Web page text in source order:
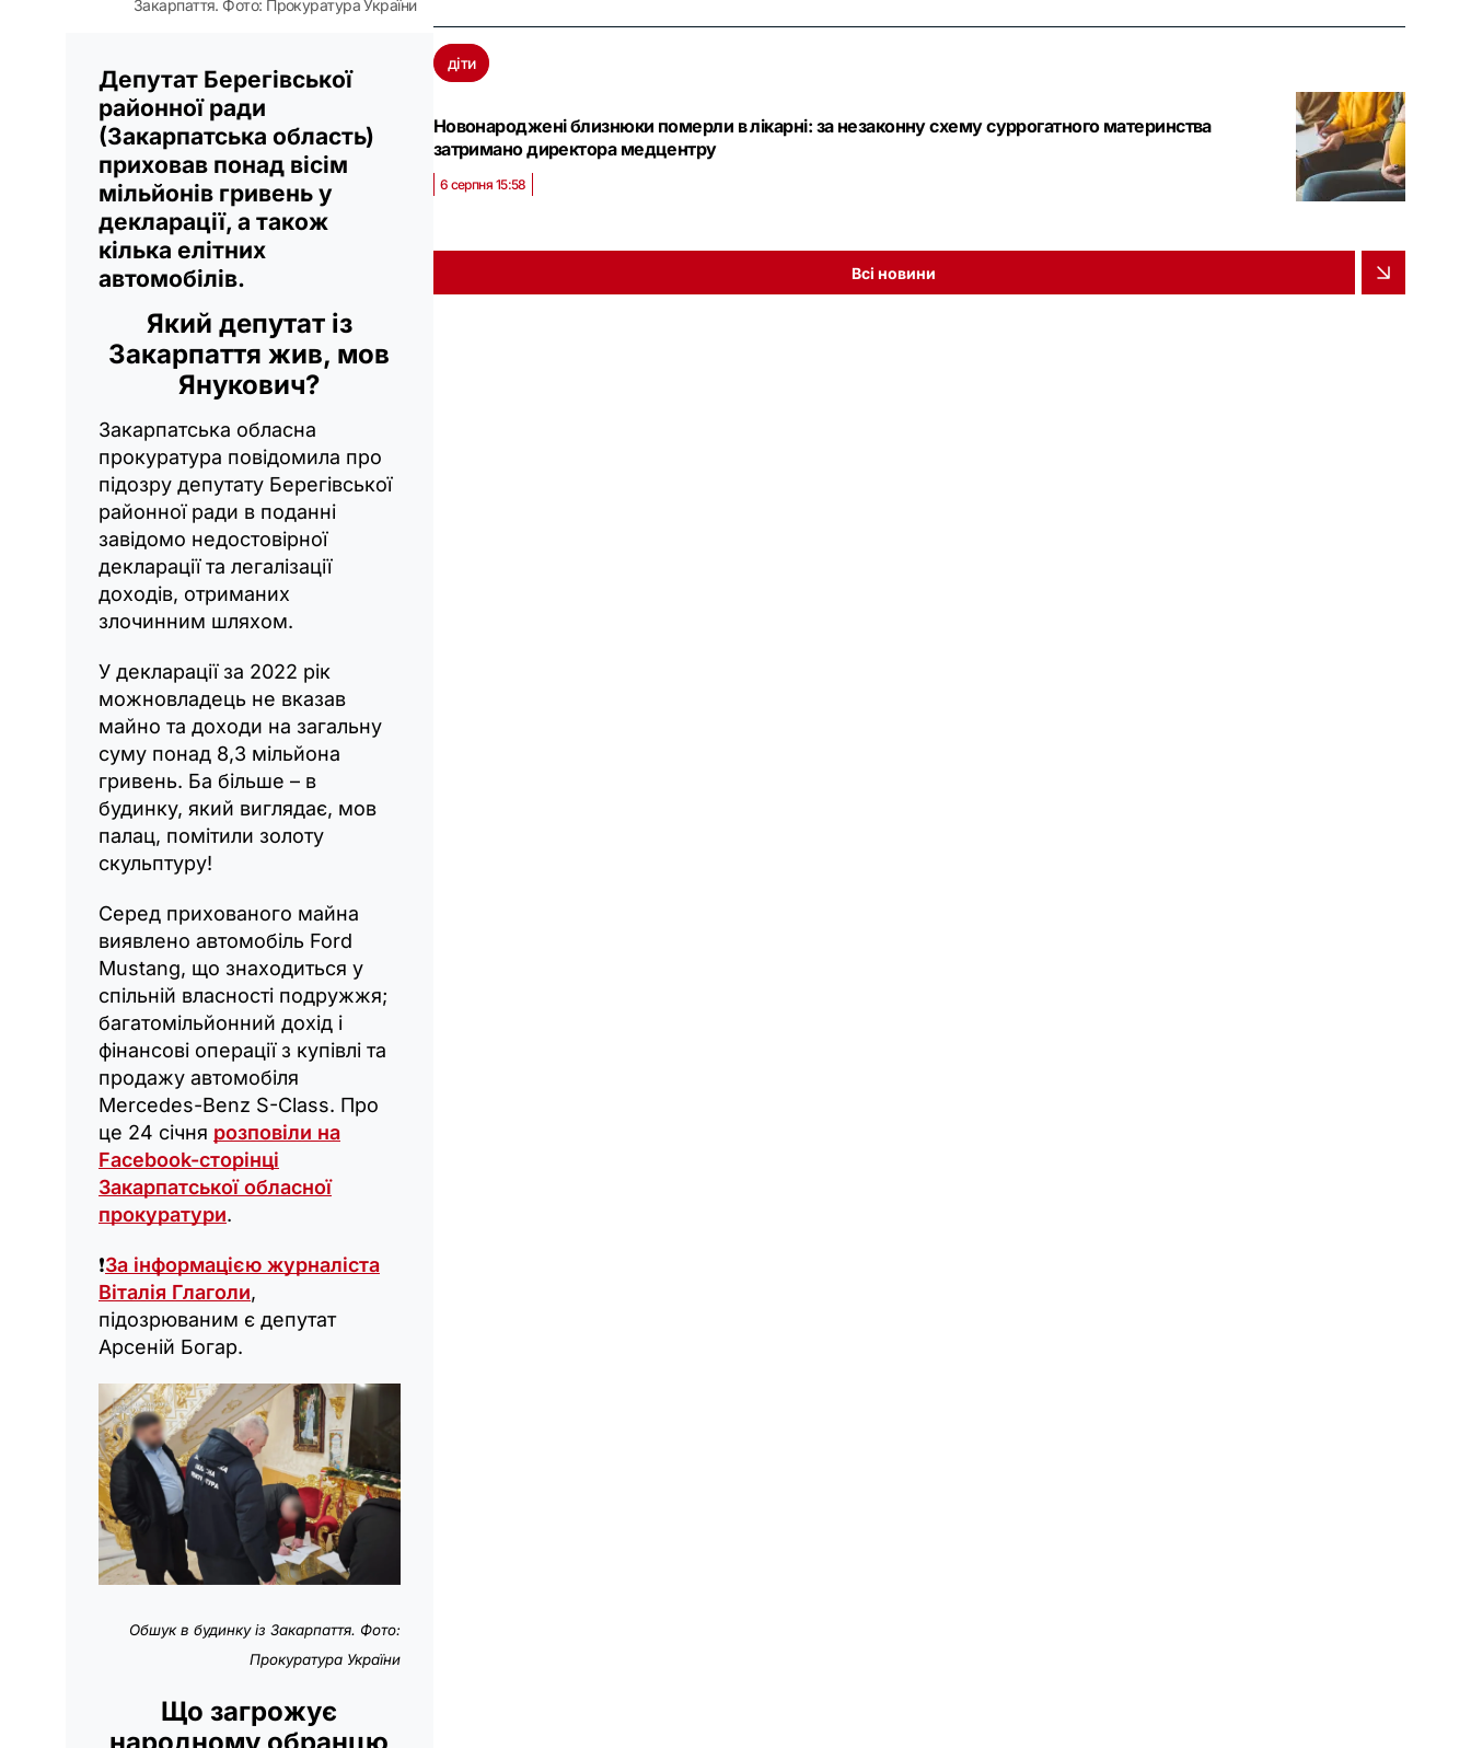
Закарпаття. Фото: Прокуратура України
Депутат Берегівської
районної ради
(Закарпатська область)
приховав понад вісім
мільйонів гривень у
декларації, а також
кілька елітних
автомобілів.
Який депутат із
Закарпаття жив, мов
Янукович?
Закарпатська обласна
прокуратура повідомила про
підозру депутату Берегівської
районної ради в поданні
завідомо недостовірної
декларації та легалізації
доходів, отриманих
злочинним шляхом.
У декларації за 2022 рік
можновладець не вказав
майно та доходи на загальну
суму понад 8,3 мільйона
гривень. Ба більше – в
будинку, який виглядає, мов
палац, помітили золоту
скульптуру!
Серед прихованого майна
виявлено автомобіль Ford
Mustang, що знаходиться у
спільній власності подружжя;
багатомільйонний дохід і
фінансові операції з купівлі та
продажу автомобіля
Mercedes-Benz S-Class. Про
це 24 січня розповіли на
Facebook-сторінці
Закарпатської обласної
прокуратури.
❗️За інформацією журналіста
Віталія Глаголи,
підозрюваним є депутат
Арсеній Богар.
Обшук в будинку із Закарпаття. Фото:
Прокуратура України
Що загрожує
народному обранцю
діти
Новонароджені близнюки померли в лікарні: за незаконну схему суррогатного материнства
затримано директора медцентру
6 серпня 15:58
Всі новини